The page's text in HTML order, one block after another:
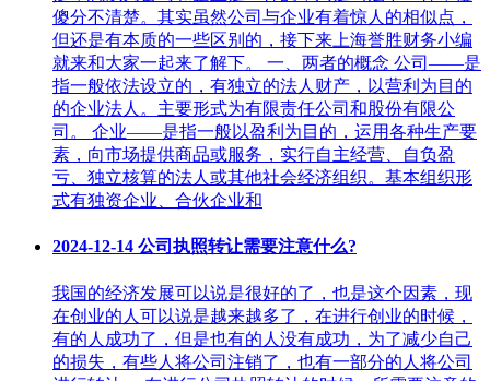
傻分不清楚。其实虽然公司与企业有着惊人的相似点，
但还是有本质的一些区别的，接下来上海誉胜财务小编
就来和大家一起来了解下。 一、两者的概念 公司——是
指一般依法设立的，有独立的法人财产，以营利为目的
的企业法人。主要形式为有限责任公司和股份有限公
司。 企业——是指一般以盈利为目的，运用各种生产要
素，向市场提供商品或服务，实行自主经营、自负盈
亏、独立核算的法人或其他社会经济组织。基本组织形
式有独资企业、合伙企业和
2024-12-14 公司执照转让需要注意什么?
我国的经济发展可以说是很好的了，也是这个因素，现
在创业的人可以说是越来越多了，在进行创业的时候，
有的人成功了，但是也有的人没有成功，为了减少自己
的损失，有些人将公司注销了，也有一部分的人将公司